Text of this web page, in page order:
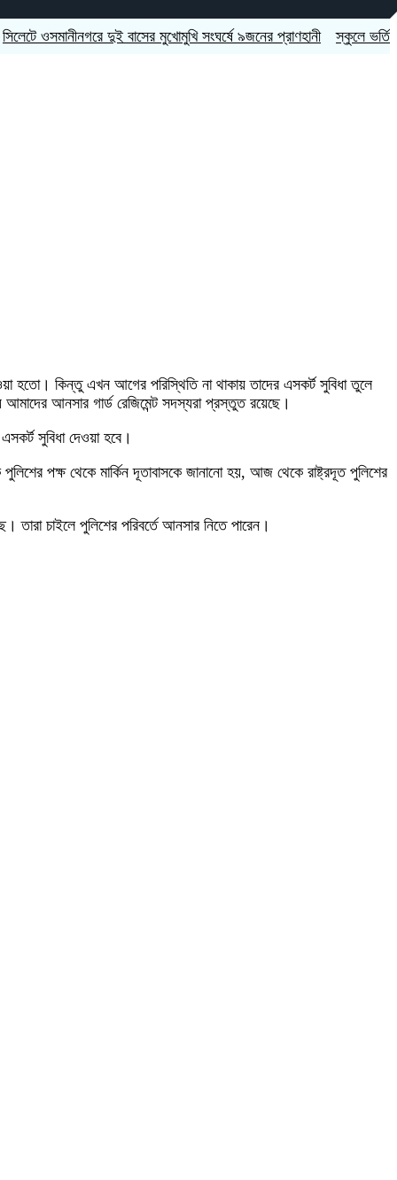
ওসমানীনগরে দুই বাসের মুখোমুখি সংঘর্ষে ৯জনের প্রাণহানী স্কুলে ভর্তিতে
হতো। কিন্তু এখন আগের পরিস্থিতি না থাকায় তাদের এসকর্ট সুবিধা তুলে
আমাদের আনসার গার্ড রেজিমেন্ট সদস্যরা প্রস্তুত রয়েছে।
সুবিধা দেওয়া হবে।
পক্ষ থেকে মার্কিন দূতাবাসকে জানানো হয়, আজ থেকে রাষ্ট্রদূত পুলিশের
তারা চাইলে পুলিশের পরিবর্তে আনসার নিতে পারেন।